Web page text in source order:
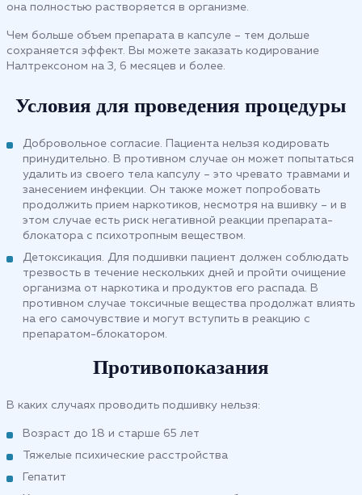
она полностью растворяется в организме.
Чем больше объем препарата в капсуле – тем дольше
сохраняется эффект. Вы можете заказать кодирование
Налтрексоном на 3, 6 месяцев и более.
Условия для проведения процедуры
Добровольное согласие. Пациента нельзя кодировать
принудительно. В противном случае он может попытаться
удалить из своего тела капсулу – это чревато травмами и
занесением инфекции. Он также может попробовать
продолжить прием наркотиков, несмотря на вшивку – и в
этом случае есть риск негативной реакции препарата-
блокатора с психотропным веществом.
Детоксикация. Для подшивки пациент должен соблюдать
трезвость в течение нескольких дней и пройти очищение
организма от наркотика и продуктов его распада. В
противном случае токсичные вещества продолжат влиять
на его самочувствие и могут вступить в реакцию с
препаратом-блокатором.
Противопоказания
В каких случаях проводить подшивку нельзя:
Возраст до 18 и старше 65 лет
Тяжелые психические расстройства
Гепатит